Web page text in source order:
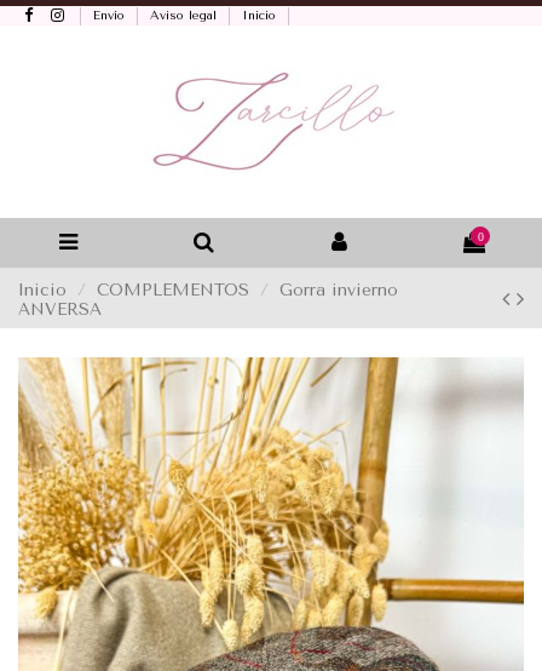
Envío Aviso legal Inicio
0
Inicio COMPLEMENTOS
Gorra invierno
ANVERSA